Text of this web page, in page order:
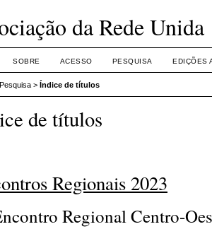
da Rede Unida
SOBRE ACESSO PESQUISA EDIÇÕES
Pesquisa > Índice de títulos
de títulos
Regionais 2023
Regional Centro-